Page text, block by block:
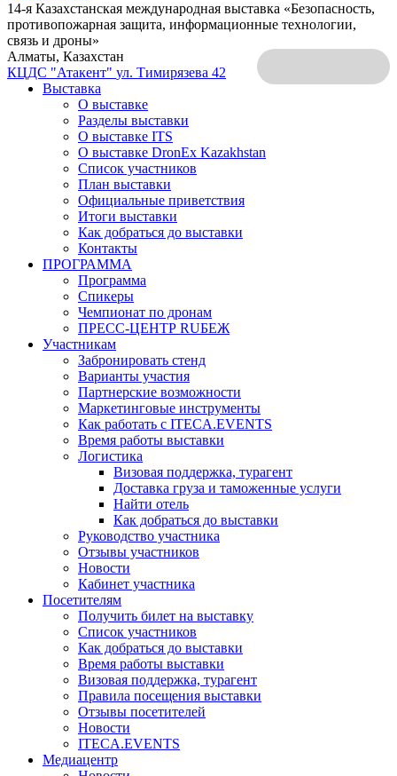
14-я Казахстанская международная выставка «Безопасность,
противопожарная защита, информационные технологии,
связь и дроны»
Алматы, Казахстан
КЦДС "Атакент" ул. Тимирязева 42
Выставка
О выставке
Разделы выставки
О выставке ITS
О выставке DronEx Kazakhstan
Список участников
План выставки
Официальные приветствия
Итоги выставки
Как добраться до выставки
Контакты
ПРОГРАММА
Программа
Спикеры
Чемпионат по дронам
ПРЕСС-ЦЕНТР RUБЕЖ
Участникам
Забронировать стенд
Варианты участия
Партнерские возможности
Маркетинговые инструменты
Как работать с ITECA.EVENTS
Время работы выставки
Логистика
Визовая поддержка, турагент
Доставка груза и таможенные услуги
Найти отель
Как добраться до выставки
Руководство участника
Отзывы участников
Новости
Кабинет участника
Посетителям
Получить билет на выставку
Список участников
Как добраться до выставки
Время работы выставки
Визовая поддержка, турагент
Правила посещения выставки
Отзывы посетителей
Новости
ITECA.EVENTS
Медиацентр